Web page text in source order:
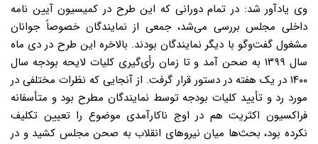
وی یادآور شد: در تمام دورانی که این طرح در کمیسیون آیین نامه
داخلی مجلس بررسی می‌شد، جمعی از نمایندگان خصوصاً جوانان
مشغول گفت‌وگو با دیگر نمایندگان بودند. بالاخره این طرح در دی ماه
سال ۱۳۹۹ به صحن آمد و تا زمان رأی‌گیری کلیات لایحه بودجه سال
۱۴۰۰ در یک هفته در دستور قرار گرفت. از آنجایی که نظرات مختلفی در
مورد رد و تأیید کلیات بودجه توسط نمایندگان مطرح بود و متأسفانه
فراکسیون اکثریت هم در اوج ناکارآمدی موضوع را تعیین تکلیف
نکرده بود، بحث‌ها میان نیروهای انقلاب به صحن مجلس کشید و در